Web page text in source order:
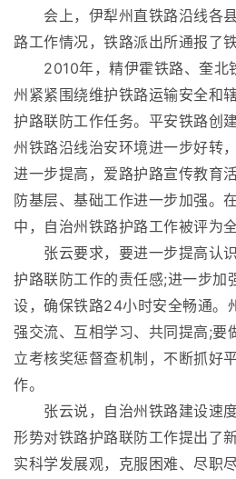
会上，伊犁州直铁路沿线各县
路工作情况，铁路派出所通报了
2010年，精伊霍铁路、奎北
州紧紧围绕维护铁路运输安全和
护路联防工作任务。平安铁路创
州铁路沿线治安环境进一步好转
进一步提高，爱路护路宣传教育
防基层、基础工作进一步加强。
中，自治州铁路护路工作被评为
张云要求，要进一步提高认识
护路联防工作的责任感;进一步加
设，确保铁路24小时安全畅通。
强交流、互相学习、共同提高;要
立考核奖惩督查机制，不断抓好
作。
张云说，自治州铁路建设速度
形势对铁路护路联防工作提出了
实科学发展观，克服困难、尽职